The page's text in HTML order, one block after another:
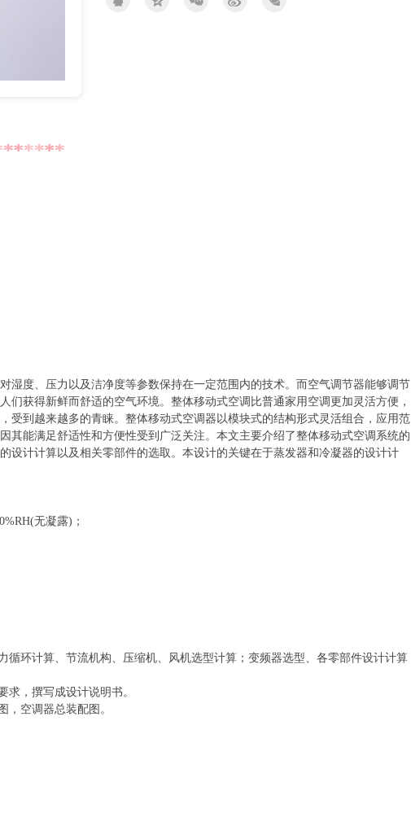
湿度、压力以及洁净度等参数保持在一定范围内的技术。而空气调节器能够调节
们获得新鲜而舒适的空气环境。整体移动式空调比普通家用空调更加灵活方便，
受到越来越多的青睐。整体移动式空调器以模块式的结构形式灵活组合，应用范
其能满足舒适性和方便性受到广泛关注。本文主要介绍了整体移动式空调系统的
设计计算以及相关零部件的选取。本设计的关键在于蒸发器和冷凝器的设计计
无凝露)；
循环计算、节流机构、压缩机、风机选型计算；变频器选型、各零部件设计计算
，撰写成设计说明书。
，空调器总装配图。